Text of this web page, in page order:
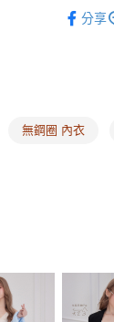
３．安
／ATM
１．透
交易，
求債權
運送方
每筆
宅配
每筆
🔎機能
❙ 多件
❙ 2026
分享
無鋼圈 內衣